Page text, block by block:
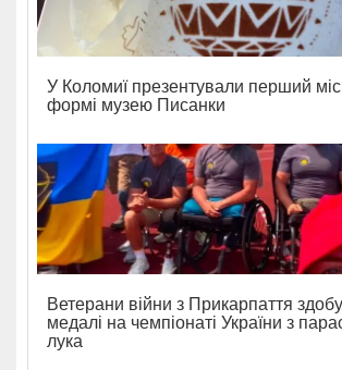
У Коломиї презентували перший
формі музею Писанки
Ветерани війни з Прикарпаття
медалі на чемпіонаті України з
лука